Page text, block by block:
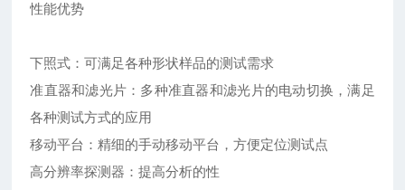
性能优势
下照式：可满足各种形状样品的测试需求
准直器和滤光片：多种准直器和滤光片的电动切换，满足
各种测试方式的应用
移动平台：精细的手动移动平台，方便定位测试点
高分辨率探测器：提高分析的性